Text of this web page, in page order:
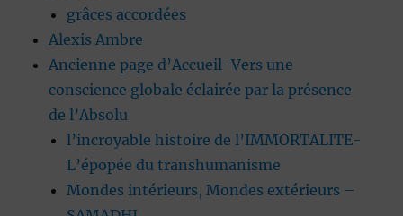
grâces accordées
Alexis Ambre
Ancienne page d’Accueil-Vers une
conscience globale éclairée par la présence
de l’Absolu
l’incroyable histoire de l’IMMORTALITE-
L’épopée du transhumanisme
Mondes intérieurs, Mondes extérieurs –